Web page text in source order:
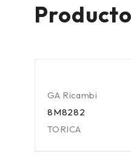
GA Ricambi
8M8282
TORICA